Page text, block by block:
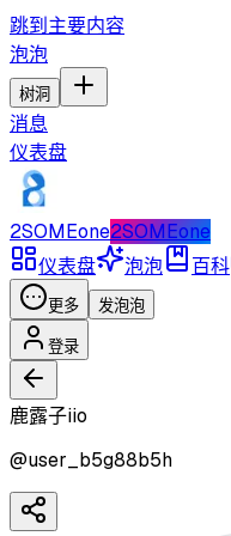
跳到主要内容
泡泡
树洞
消息
仪表盘
2SOMEone2SOMEone
仪表盘
泡泡 百科
更多 发泡泡
登录
鹿露子iio
@user_b5g88b5h